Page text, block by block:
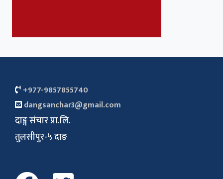
+977-9857855740
dangsanchar3@gmail.com
दाङ्ग संचार प्रा.लि.
तुलसीपुर-५ दाङ